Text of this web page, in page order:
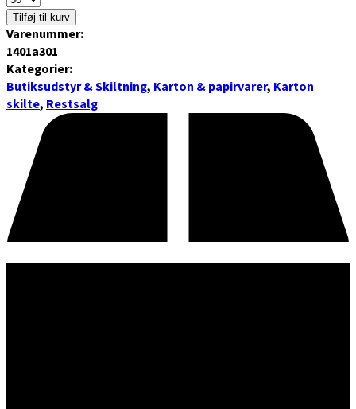
Tilføj til kurv
Varenummer:
1401a301
Kategorier:
Butiksudstyr & Skiltning, Karton & papirvarer, Karton
skilte, Restsalg